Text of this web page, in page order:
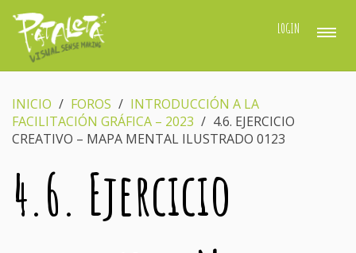
LOGIN
INICIO FOROS
INTRODUCCIÓN A LA
FACILITACIÓN GRÁFICA – 2023
4.6. EJERCICIO
CREATIVO – MAPA MENTAL ILUSTRADO 0123
4.6. Ejercicio